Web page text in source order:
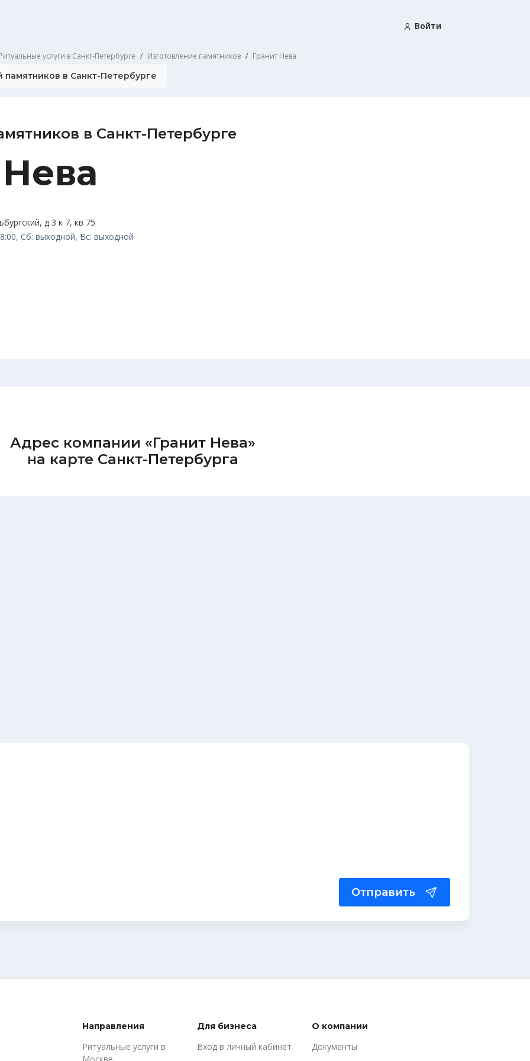
Войти
Ритуальные услуги в Санкт-Петербурге Изготовление памятников Гранит Нева
в Санкт-Петербурге
в Санкт-Петербурге
д 3 к 7, кв 75
Сб: выходной, Вс: выходной
Адрес компании «Гранит Нева»
на карте Санкт-Петербурга
Отправить
Направления
Ритуальные услуги в
Для бизнеса
Вход в личный кабинет
О компании
Документы